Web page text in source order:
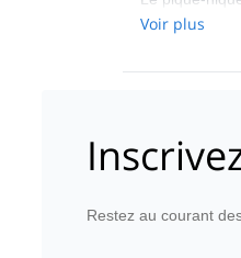
grimper,
Voir plus
Restez au courant